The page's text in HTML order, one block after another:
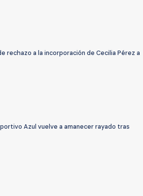
rechazo a la incorporación de Cecilia Pérez a
Azul vuelve a amanecer rayado tras